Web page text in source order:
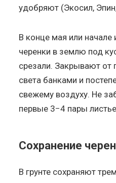
удобряют (Экосил,
В конце мая или
черенки в землю под
срезали. Закрывают от
света банками и
свежему воздуху. Не
первые 3−4 пары
Сохранение
В грунте сохраняют